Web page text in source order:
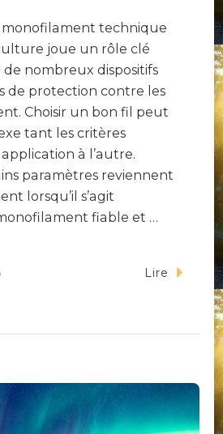
monofilament technique
joue un rôle clé
de nombreux dispositifs
de protection contre les
Choisir un bon fil peut
tant les critères
à l’autre.
paramètres reviennent
lorsqu’il s’agit
fiable et …
Lire